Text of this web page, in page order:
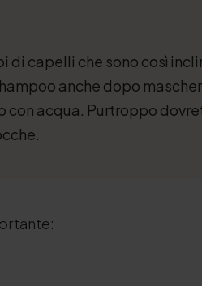
di capelli che sono così
anche dopo
con acqua. Purtroppo